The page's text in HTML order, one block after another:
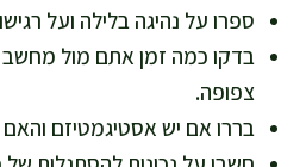
ספרו על נהיגה בלילה ועל
בדקו כמה זמן אתם מול מחשב
צפופה.
בררו אם יש אסטיגמטיזם